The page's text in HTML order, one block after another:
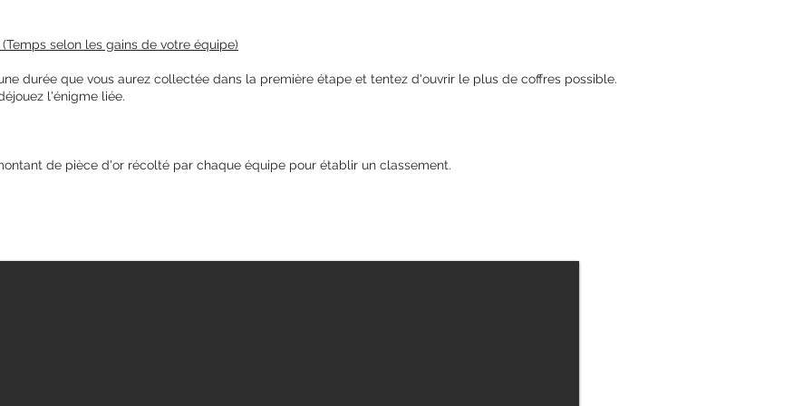
selon les gains de votre équipe)
durée que vous aurez collectée dans la première étape et tentez d'ouvrir le plus de coffres possible.
l'énigme liée.
de pièce d'or récolté par chaque équipe pour établir un classement.